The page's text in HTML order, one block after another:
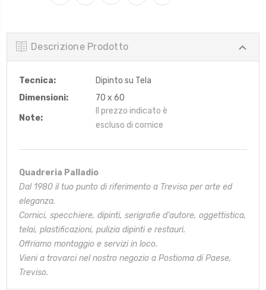
Descrizione Prodotto
Tecnica:
Dipinto su Tela
Dimensioni:
70 x 60
Note:
Il prezzo indicato è
escluso di cornice
Quadreria Palladio
Dal 1980 il tuo punto di riferimento a Treviso per arte ed
eleganza.
Cornici, specchiere, dipinti, serigrafie d’autore, oggettistica,
telai, plastificazioni, pulizia dipinti e restauri.
Offriamo montaggio e servizi in loco.
Vieni a trovarci nel nostro negozio a Postioma di Paese,
Treviso.